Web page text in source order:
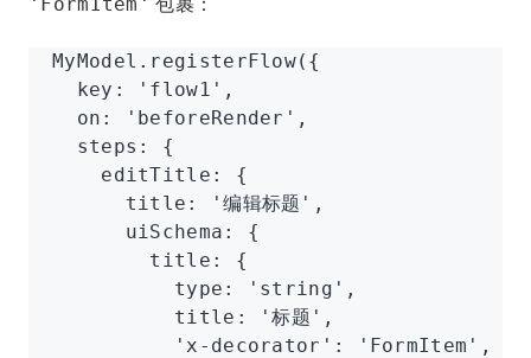
MyModel .registerFlow({
  key
: 'flow1' ,
  on
: 'beforeRender' ,
  steps
:
{
    editTitle
:
{
      title
: '编辑标题' ,
      uiSchema
:
{
        title
:
{
          type
: 'string' ,
          title
: '标题' ,
          'x-decorator'
: 'FormItem' ,